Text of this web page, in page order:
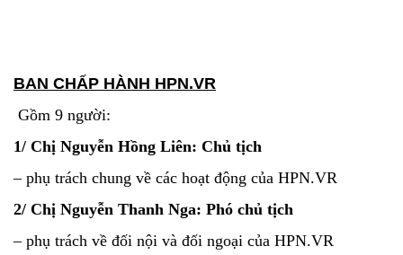
BAN CHẤP HÀNH HPN.VR
Gồm 9 người:
1/ Chị Nguyễn Hồng Liên: Chủ tịch
– phụ trách chung về các hoạt động của HPN.VR
2/ Chị Nguyễn Thanh Nga: Phó chủ tịch
– phụ trách về đối nội và đối ngoại của HPN.VR